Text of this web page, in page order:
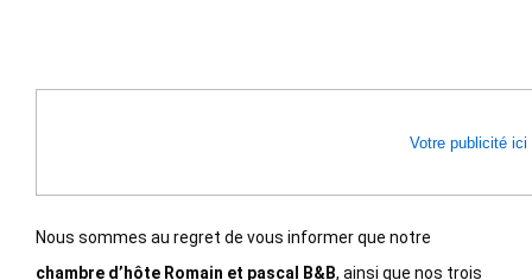
Votre publicité ici
Nous sommes au regret de vous informer que notre
chambre d’hôte Romain et pascal B&B, ainsi que nos trois